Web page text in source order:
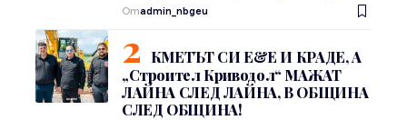
Отadmin_nbgeu
КМЕТЪТ СИ Е&Е И КРАДЕ, А
„Строител Криводол“ МАЖАТ
ЛАЙНА СЛЕД ЛАЙНА, В ОБЩИНА
СЛЕД ОБЩИНА!